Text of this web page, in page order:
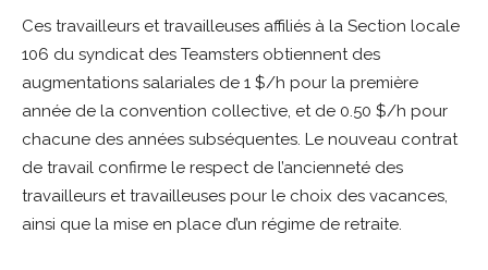
Ces travailleurs et travailleuses affiliés à la Section locale
106 du syndicat des Teamsters obtiennent des
augmentations salariales de 1 $/h pour la première
année de la convention collective, et de 0.50 $/h pour
chacune des années subséquentes. Le nouveau contrat
de travail confirme le respect de l’ancienneté des
travailleurs et travailleuses pour le choix des vacances,
ainsi que la mise en place d’un régime de retraite.